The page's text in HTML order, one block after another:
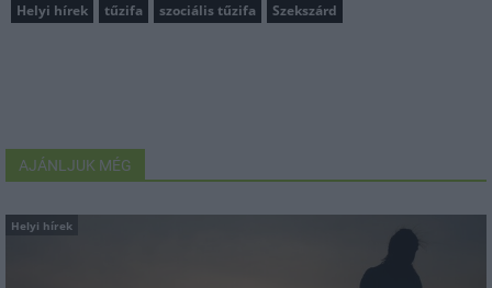
Helyi hírek tűzifa szociális tűzifa Szekszárd
AJÁNLJUK MÉG
Helyi hírek